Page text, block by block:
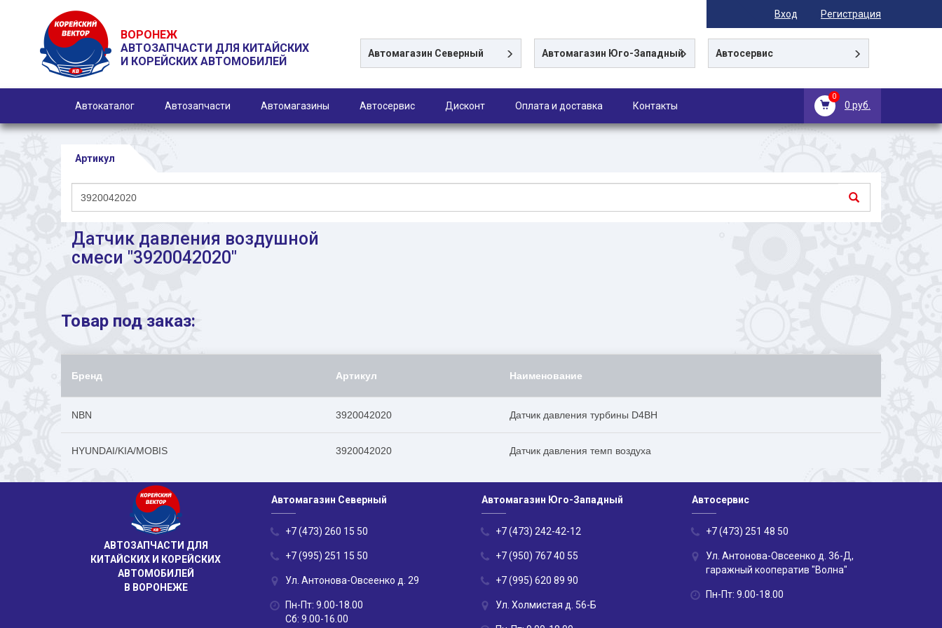
Вход Регистрация
ВОРОНЕЖ
АВТОЗАПЧАСТИ ДЛЯ КИТАЙСКИХ
И КОРЕЙСКИХ АВТОМОБИЛЕЙ
Автомагазин Северный Автомагазин Юго-Западный Автосервис
0
0 руб.
Автокаталог Автозапчасти Автомагазины Автосервис Дисконт Оплата и доставка Контакты
Артикул
Датчик давления воздушной
смеси "3920042020"
Товар под заказ:
Бренд Артикул Наименование
NBN 3920042020 Датчик давления турбины D4BH
HYUNDAI/KIA/MOBIS 3920042020 Датчик давления темп воздуха
АВТОЗАПЧАСТИ ДЛЯ
КИТАЙСКИХ И КОРЕЙСКИХ
АВТОМОБИЛЕЙ
В ВОРОНЕЖЕ
Автомагазин Северный
+7 (473) 260 15 50
+7 (995) 251 15 50
Ул. Антонова-Овсеенко д. 29
Пн-Пт: 9.00-18.00
Сб: 9.00-16.00
Автомагазин Юго-Западный
+7 (473) 242-42-12
+7 (950) 767 40 55
+7 (995) 620 89 90
Ул. Холмистая д. 56-Б
Автосервис
+7 (473) 251 48 50
Ул. Антонова-Овсеенко д. 36-Д,
гаражный кооператив "Волна"
Пн-Пт: 9.00-18.00